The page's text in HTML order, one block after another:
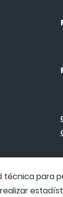
técnica para